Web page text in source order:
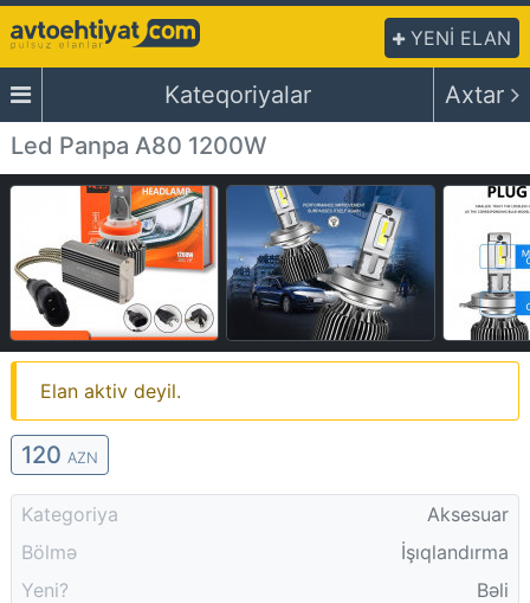
YENİ ELAN
Kateqoriyalar
Axtar
Led Panpa A80 1200W
Elan aktiv deyil.
120 AZN
Kategoriya
Aksesuar
Bölmə
İşıqlandırma
Yeni?
Bəli